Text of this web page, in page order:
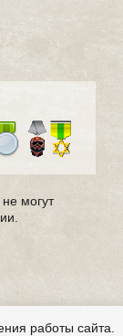
не могут
работы сайта.